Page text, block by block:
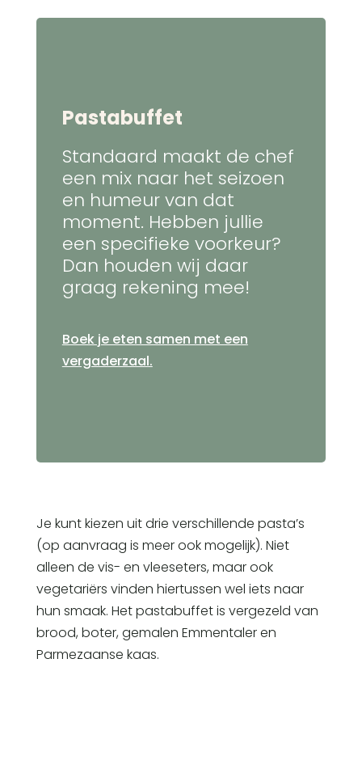
Pastabuffet
Standaard maakt de chef
een mix naar het seizoen
en humeur van dat
moment. Hebben jullie
een specifieke voorkeur?
Dan houden wij daar
graag rekening mee!
Boek je eten samen met een
vergaderzaal.
Je kunt kiezen uit drie verschillende pasta’s
(op aanvraag is meer ook mogelijk). Niet
alleen de vis- en vleeseters, maar ook
vegetariërs vinden hiertussen wel iets naar
hun smaak. Het pastabuffet is vergezeld van
brood, boter, gemalen Emmentaler en
Parmezaanse kaas.